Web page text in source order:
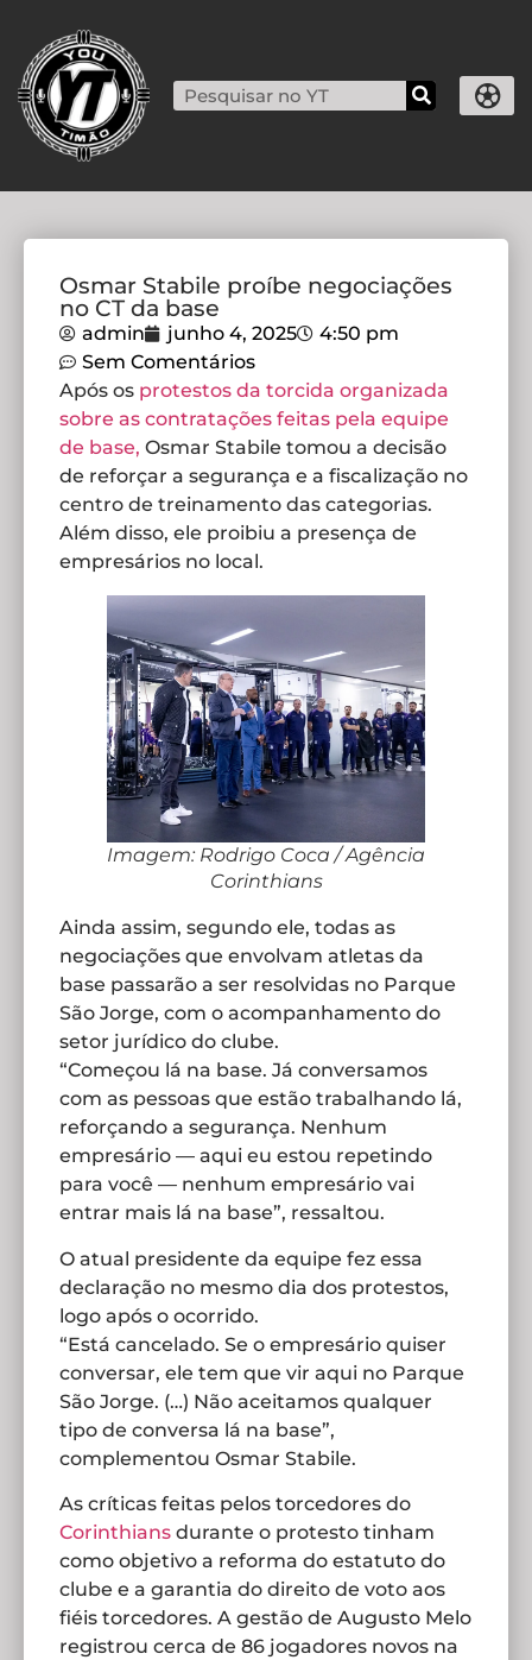
Osmar Stabile proíbe negociações
no CT da base
admin junho 4, 2025
4:50 pm
Sem Comentários
Após os protestos da torcida organizada
sobre as contratações feitas pela equipe
de base, Osmar Stabile tomou a decisão
de reforçar a segurança e a fiscalização no
centro de treinamento das categorias.
Além disso, ele proibiu a presença de
empresários no local.
Imagem: Rodrigo Coca / Agência
Corinthians
Ainda assim, segundo ele, todas as
negociações que envolvam atletas da
base passarão a ser resolvidas no Parque
São Jorge, com o acompanhamento do
setor jurídico do clube.
“Começou lá na base. Já conversamos
com as pessoas que estão trabalhando lá,
reforçando a segurança. Nenhum
empresário — aqui eu estou repetindo
para você — nenhum empresário vai
entrar mais lá na base”, ressaltou.
O atual presidente da equipe fez essa
declaração no mesmo dia dos protestos,
logo após o ocorrido.
“Está cancelado. Se o empresário quiser
conversar, ele tem que vir aqui no Parque
São Jorge. (…) Não aceitamos qualquer
tipo de conversa lá na base”,
complementou Osmar Stabile.
As críticas feitas pelos torcedores do
Corinthians durante o protesto tinham
como objetivo a reforma do estatuto do
clube e a garantia do direito de voto aos
fiéis torcedores. A gestão de Augusto Melo
registrou cerca de 86 jogadores novos na